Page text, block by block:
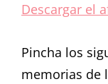
Descargar el
Pincha los
memorias de